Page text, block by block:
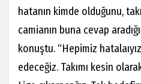
hatanın kimde olduğunu,
camianın buna cevap
konuştu. “Hepimiz
edeceğiz. Takımı kesin